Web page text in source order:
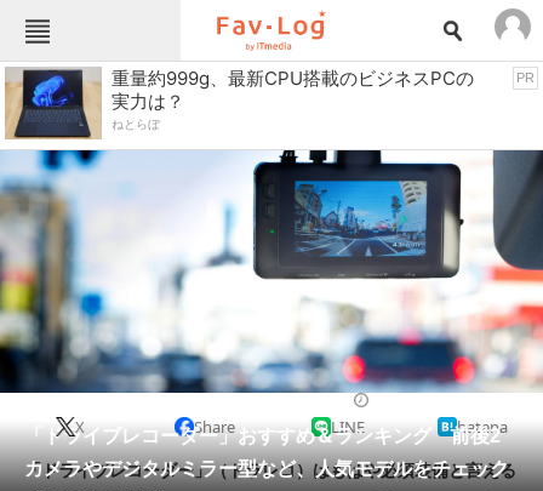
Fav-Logカテゴリー一覧
TOP
インテリア・収納 おもちゃ・ホビー
カメラ キッチン家電
ゲーム
コンテンツ・サービス スイーツ・お菓子
スポーツ・レジャー スマホ・携帯電話
パソコン・タブレット ファッション
ペット 家電
工具・DIY 本・DVD・CD
重量約999g、最新CPU搭載のビジネスPCの
実力は？
ねとらぼ
PR
「ドライブレコーダー」おすすめ＆ランキング 前後2
カメラやデジタルミラー型など、人気モデルをチェック
X Share LINE hatena
「ドライブレコーダー」（ドラレコ）はもはや必須装備と言える